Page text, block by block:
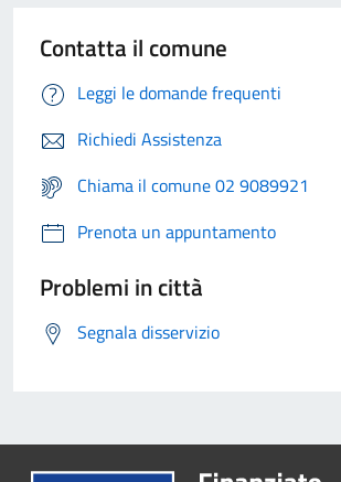
Contatta il comune
Leggi le domande frequenti
Richiedi Assistenza
Chiama il comune 02 9089921
Prenota un appuntamento
Problemi in città
Segnala disservizio